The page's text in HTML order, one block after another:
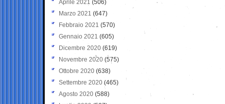
Aprile 2021 (506)
Marzo 2021 (647)
Febbraio 2021 (570)
Gennaio 2021 (605)
Dicembre 2020 (619)
Novembre 2020 (575)
Ottobre 2020 (638)
Settembre 2020(465)
Agosto 2020 (588)